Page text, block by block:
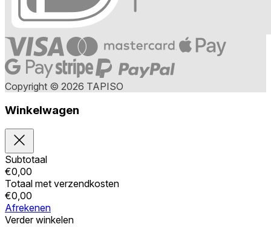
Copyright © 2026 TAPISO
Winkelwagen
Subtotaal
€0,00
Totaal met verzendkosten
€0,00
Afrekenen
Verder winkelen